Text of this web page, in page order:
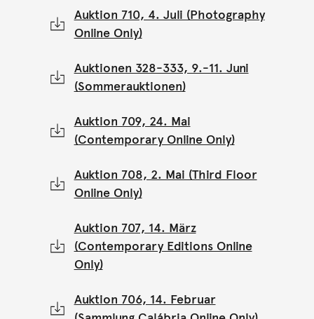
Auktion 710, 4. Juli (Photography
Online Only)
Auktionen 328-333, 9.-11. Juni
(Sommerauktionen)
Auktion 709, 24. Mai
(Contemporary Online Only)
Auktion 708, 2. Mai (Third Floor
Online Only)
Auktion 707, 14. März
(Contemporary Editions Online
Only)
Auktion 706, 14. Februar